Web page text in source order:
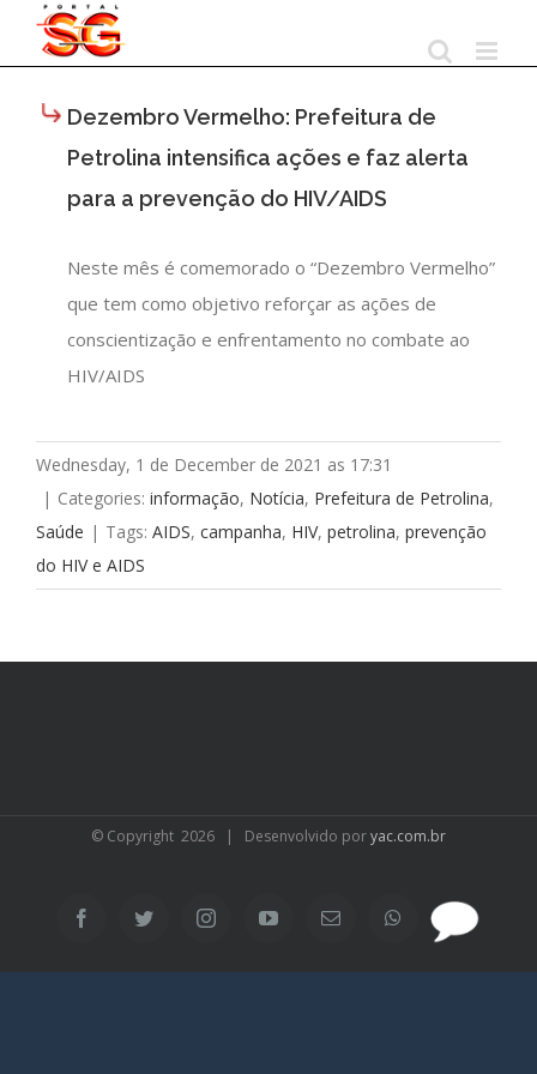
Dezembro Vermelho: Prefeitura de
Petrolina intensifica ações e faz alerta
para a prevenção do HIV/AIDS
Neste mês é comemorado o “Dezembro Vermelho”
que tem como objetivo reforçar as ações de
conscientização e enfrentamento no combate ao
HIV/AIDS
Wednesday, 1 de December de 2021 as 17:31
| Categories: informação, Notícia, Prefeitura de Petrolina,
Saúde | Tags: AIDS, campanha, HIV, petrolina, prevenção
do HIV e AIDS
© Copyright 2026 | Desenvolvido poryac.com.br
FacebookTwitter InstagramYouTubeEmail WhatsApp
SAC